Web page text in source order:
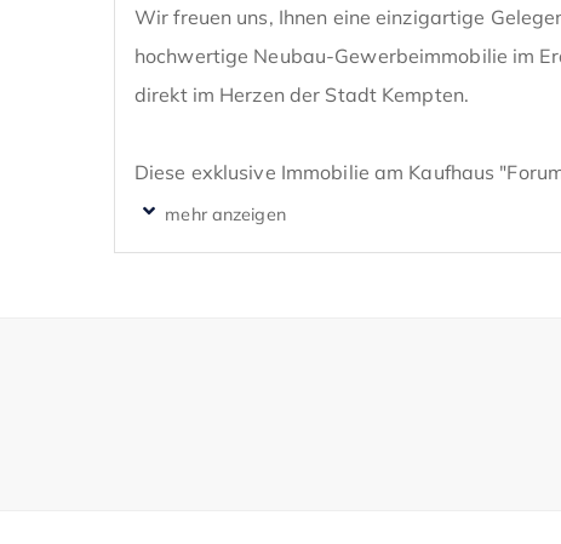
Wir freuen uns, Ihnen eine einzigartige
hochwertige Neubau-Gewerbeimmobilie im
direkt im Herzen der Stadt Kempten.
Diese exklusive Immobilie am Kaufhaus
Innenstadt bietet eine erstklassige Lage,
verschiedenste Nutzungen mit innovativen